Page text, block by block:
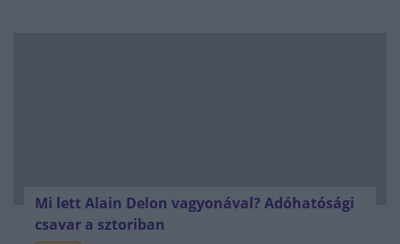
Mi lett Alain Delon vagyonával? Adóhatósági
csavar a sztoriban